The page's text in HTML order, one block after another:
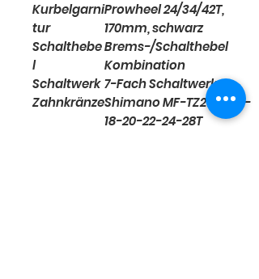
Kurbelgarni
tur
Prowheel 24/34/42T,
170mm, schwarz
Schalthebe
l
Brems-/Schalthebel
Kombination
Schaltwerk 7-Fach Schaltwerk
ZahnkränzeShimano MF-TZ21, 14-16-
18-20-22-24-28T